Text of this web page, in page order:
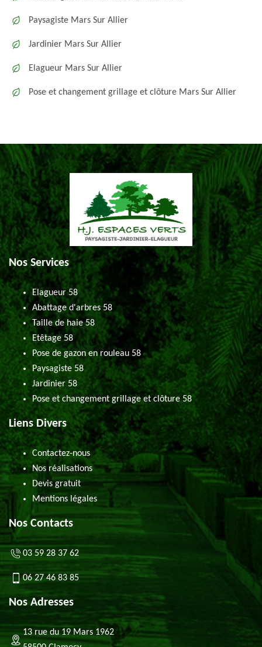
Paysagiste Mars Sur Allier
Jardinier Mars Sur Allier
Elagueur Mars Sur Allier
Pose et changement grillage et clôture Mars Sur Allier
Nos Services
Elagueur 58
Abattage d'arbres 58
Taille de haie 58
Etêtage 58
Pose de gazon en rouleau 58
Paysagiste 58
Jardinier 58
Pose et changement grillage et clôture 58
Liens Divers
Contactez-nous
Nos réalisations
Devis gratuit
Mentions légales
Nos Contacts
03 59 28 37 62
06 27 46 83 85
Nos Adresses
13 rue du 19 Mars 1962